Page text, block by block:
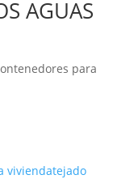
AGUAS
para
viviendatejado